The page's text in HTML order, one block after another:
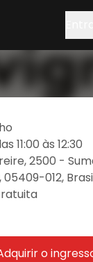
11:00 às 12:30
2500 -
05409-012,
o